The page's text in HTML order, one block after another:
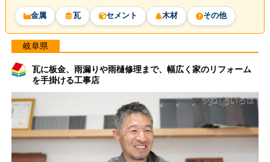
金属 瓦 セメント 木材 その他
岐阜県
瓦に板金、雨漏りや雨樋修理まで、幅広く家のリフォーム
を手掛ける工事店